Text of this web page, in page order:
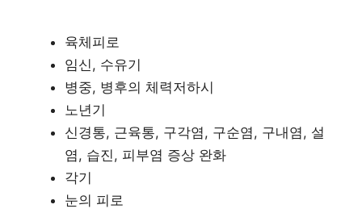
육체피로
임신, 수유기
병중, 병후의 체력저하시
노년기
신경통, 근육통, 구각염, 구순염, 구내염, 설
염, 습진, 피부염 증상 완화
각기
눈의 피로